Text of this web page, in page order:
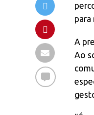
para
A
Ao